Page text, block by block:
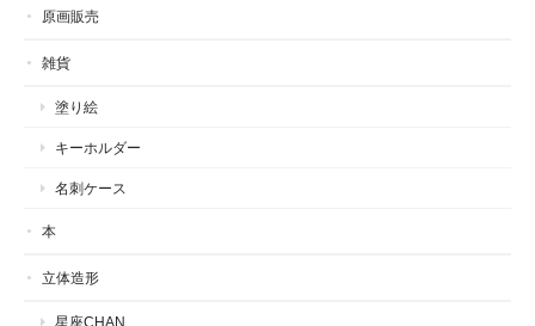
原画販売
雑貨
塗り絵
キーホルダー
名刺ケース
本
立体造形
星座CHAN